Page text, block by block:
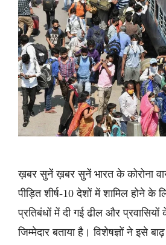
ख़बर सुनें ख़बर सुनें भारत के कोरोना
पीड़ित शीर्ष-10 देशों में शामिल होने के
प्रतिबंधों में दी गई ढील और
जिम्मेदार बताया है। विशेषज्ञों ने इसे